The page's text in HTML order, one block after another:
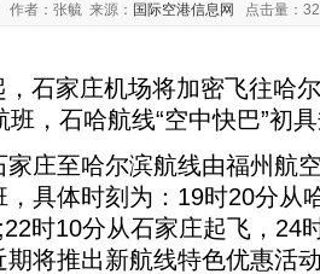
作者：张毓 来源： 国际空港信息网 点击量：
家庄机场将加密飞往哈尔
，石哈航线“空中快巴”初
至哈尔滨航线由福州航
具体时刻为：19时20分从
时10分从石家庄起飞，24
期将推出新航线特色优惠活